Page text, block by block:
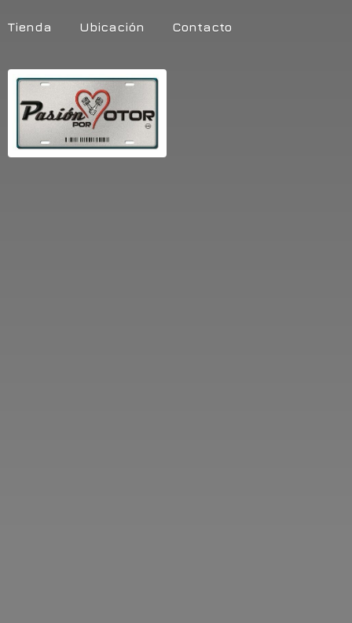
Tienda Ubicación Contacto